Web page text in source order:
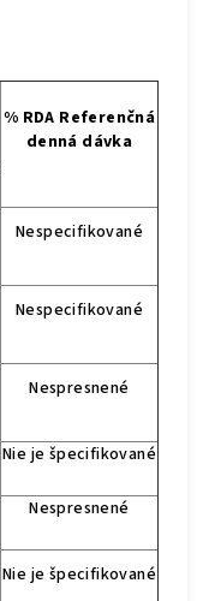
% RDA Referenčná
denná dávka
Nespecifikované
Nespecifikované
Nespresnené
Nie je špecifikované
Nespresnené
Nie je špecifikované